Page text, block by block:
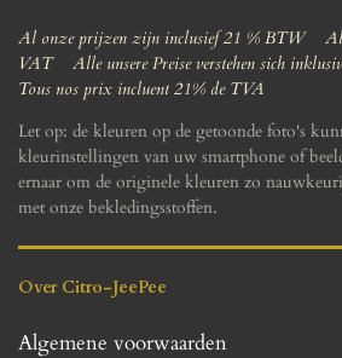
Al onze prijzen zijn inclusief 21 % BTW All
VAT Alle unsere Preise verstehen sich
Tous nos prix incluent 21% de TVA
Let op: de kleuren op de getoonde foto's
kleurinstellingen van uw smartphone of
ernaar om de originele kleuren zo
met onze bekledingsstoffen.
Over Citro-JeePee
Algemene voorwaarden